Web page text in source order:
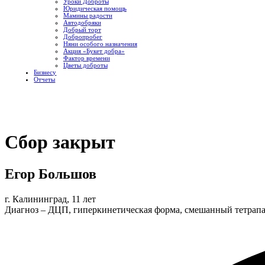
Юридическая помощь
Мамины радости
Автодобряки
Добрый торт
Добропробег
Няни особого назначения
Акция «Букет добра»
Фактор времени
Цветы доброты
Бизнесу
Отчеты
Сбор закрыт
Егор Большов
г. Калининград, 11 лет
Диагноз – ДЦП, гиперкинетическая форма, смешанный